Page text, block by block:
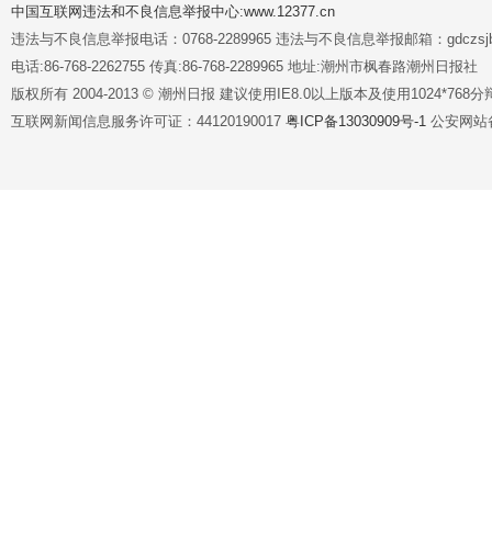
中国互联网违法和不良信息举报中心:www.12377.cn
违法与不良信息举报电话：0768-2289965 违法与不良信息举报邮箱：
电话:86-768-2262755 传真:86-768-2289965 地址:潮州市枫春路潮州日报社
版权所有 2004-2013 © 潮州日报 建议使用IE8.0以上版本及使用1024*768分
互联网新闻信息服务许可证：44120190017 粤ICP备13030909号-1 公安网站